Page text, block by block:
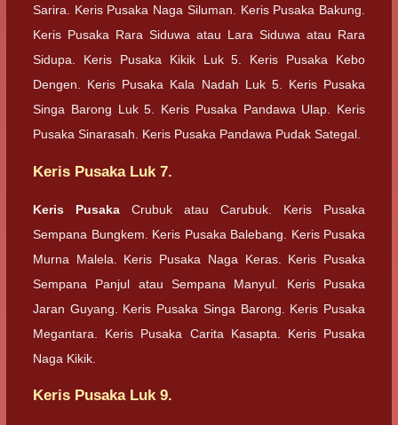
Sarira. Keris Pusaka Naga Siluman. Keris Pusaka Bakung.
Keris Pusaka Rara Siduwa atau Lara Siduwa atau Rara
Sidupa. Keris Pusaka Kikik Luk 5. Keris Pusaka Kebo
Dengen. Keris Pusaka Kala Nadah Luk 5. Keris Pusaka
Singa Barong Luk 5. Keris Pusaka Pandawa Ulap. Keris
Pusaka Sinarasah. Keris Pusaka Pandawa Pudak Sategal.
Keris Pusaka Luk 7.
Keris Pusaka Crubuk atau Carubuk. Keris Pusaka
Sempana Bungkem. Keris Pusaka Balebang. Keris Pusaka
Murna Malela. Keris Pusaka Naga Keras. Keris Pusaka
Sempana Panjul atau Sempana Manyul. Keris Pusaka
Jaran Guyang. Keris Pusaka Singa Barong. Keris Pusaka
Megantara. Keris Pusaka Carita Kasapta. Keris Pusaka
Naga Kikik.
Keris Pusaka Luk 9.